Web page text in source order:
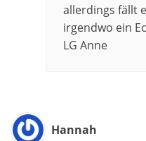
allerdings fällt
irgendwo ein
LG Anne
Hannah